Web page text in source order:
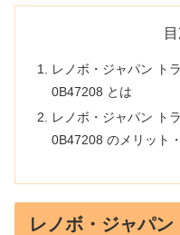
レノボ・ジャパン ト
0B47208 とは
レノボ・ジャパン ト
0B47208 のメリット
レノボ・ジャパ